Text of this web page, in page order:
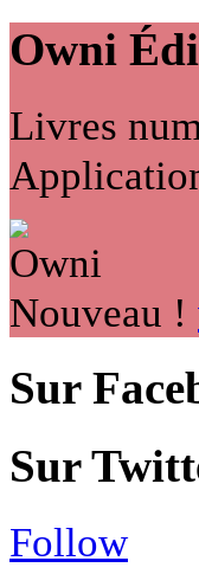
Owni
Livres
Nouveau !
Sur
Sur
Follow